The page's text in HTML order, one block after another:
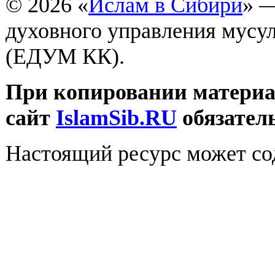
духовного управления
(ЕДУМ КК).
При копировании
сайт IslamSib.RU
Настоящий ресурс может